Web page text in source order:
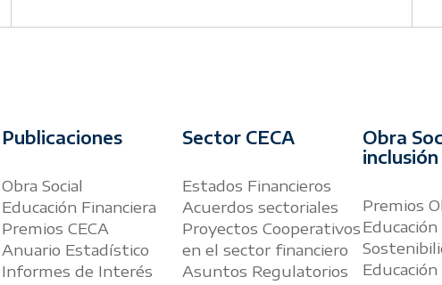
Publicaciones
Obra Social
Educación Financiera
Premios CECA
Anuario Estadístico
Informes de Interés
Sector CECA
Estados Financieros
Acuerdos sectoriales
Proyectos Cooperativos
en el sector financiero
Asuntos Regulatorios
Obra
inclusión
Premios